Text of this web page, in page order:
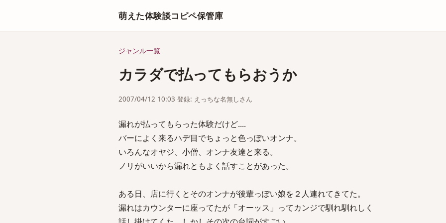
萌えた体験談コピペ保管庫
ジャンル一覧
カラダで払ってもらおうか
2007/04/12 10:03 登録: えっちな名無しさん
漏れが払ってもらった体験だけど....
バーによく来るハデ目でちょっと色っぽいオンナ。
いろんなオヤジ、小僧、オンナ友達と来る。
ノリがいいから漏れともよく話すことがあった。
ある日、店に行くとそのオンナが後輩っぽい娘を２人連れてきてた。
漏れはカウンターに座ってたが「オーッス」ってカンジで馴れ馴れしく